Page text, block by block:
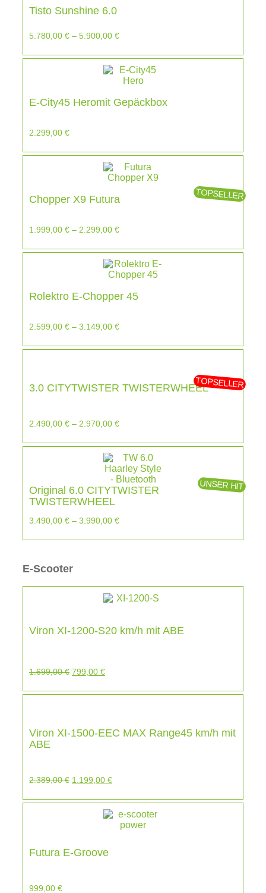
Tisto Sunshine 6.0
5.780,00 € – 5.900,00 €
E-City45 Heromit Gepäckbox
2.299,00 €
Chopper X9 Futura TOPSELLER
1.999,00 € – 2.299,00 €
Rolektro E-Chopper 45
2.599,00 € – 3.149,00 €
3.0 CITYTWISTER TWISTERWHEELTOPSELLER
2.490,00 € – 2.970,00 €
Original 6.0 CITYTWISTER
TWISTERWHEEL
UNSER HIT
3.490,00 € – 3.990,00 €
E-Scooter
Viron XI-1200-S20 km/h mit ABE
1.699,00€ 799,00 €
Viron XI-1500-EEC MAX Range45 km/h mit
ABE
2.389,00€ 1.199,00 €
Futura E-Groove
999,00 €